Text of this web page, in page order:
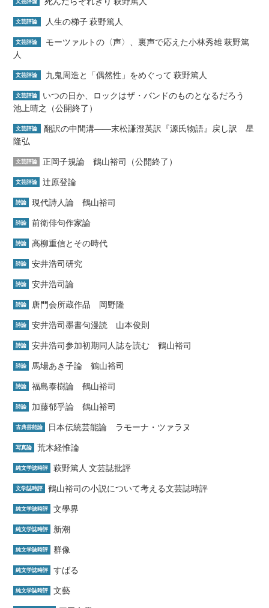
文芸評論 人生の梯子 萩野篤人
文芸評論
モーツァルトの〈声〉、裏声で応えた小林秀雄 萩野篤
人
文芸評論 九鬼周造と「偶然性」をめぐって 萩野篤人
文芸評論
いつの日か、ロックはザ・バンドのものとなるだろう
池上晴之（公開終了）
文芸評論
翻訳の中間溝――末松謙澄英訳『源氏物語』戻し訳 星
隆弘
文芸評論 正岡子規論 鶴山裕司（公開終了）
文芸評論 辻原登論
詩論 現代詩人論 鶴山裕司
詩論 前衛俳句作家論
詩論 高柳重信とその時代
詩論 安井浩司研究
詩論 安井浩司論
詩論 唐門会所蔵作品 岡野隆
詩論 安井浩司墨書句漫読 山本俊則
詩論 安井浩司参加初期同人誌を読む 鶴山裕司
詩論 馬場あき子論 鶴山裕司
詩論 福島泰樹論 鶴山裕司
詩論 加藤郁乎論 鶴山裕司
古典芸能論 日本伝統芸能論 ラモーナ・ツァラヌ
写真論 荒木経惟論
純文学誌時評 萩野篤人 文芸誌批評
文学誌時評 鶴山裕司の小説について考える文芸誌時評
純文学誌時評 文學界
純文学誌時評 新潮
純文学誌時評 群像
純文学誌時評 すばる
純文学誌時評 文藝